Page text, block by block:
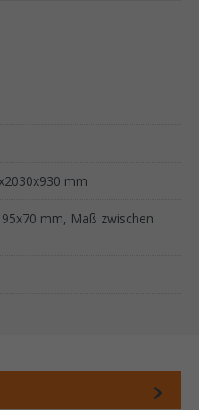
mm
mm, Maß zwischen